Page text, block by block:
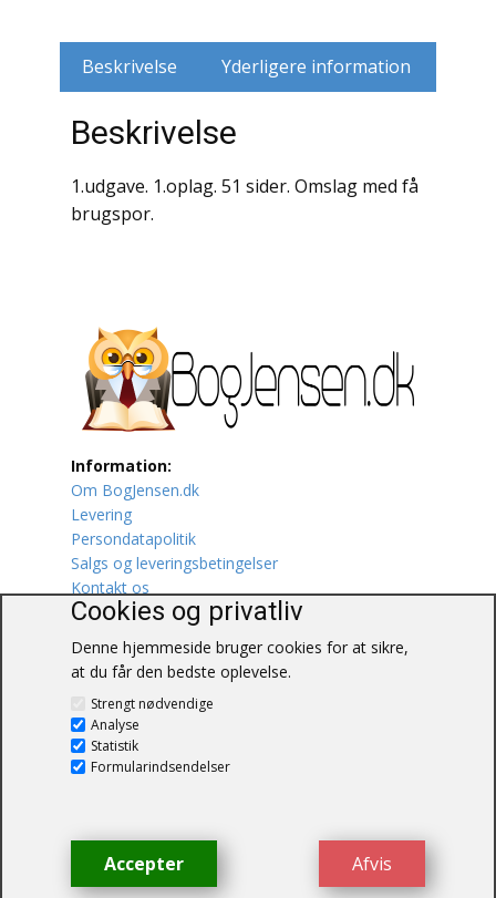
Krige / Slag
Krop / Sind
Litteraturhistorie
Lokalhistorie / Topografi
Lystfiskeri
Mad
Musik
Mytologi / Sagn / Sagaer
Naturen
Oldtidskundskab
Beskrivelse Yderligere information
Beskrivelse
1.udgave. 1.oplag. 51 sider. Omslag med få
brugspor.
Information:
Om BogJensen.dk
Levering
Persondatapolitik
Salgs og leveringsbetingelser
Kontakt os
Blåkærvej 25
6052 Viuf
Tlf.:60703190
© BogJensen.dk – Alle rettigheder
forbeholdes.
Cookies og privatliv
Denne hjemmeside bruger cookies for at sikre,
at du får den bedste oplevelse.
Strengt nødvendige
Analyse
Statistik
Formularindsendelser
Afvis
Accepter